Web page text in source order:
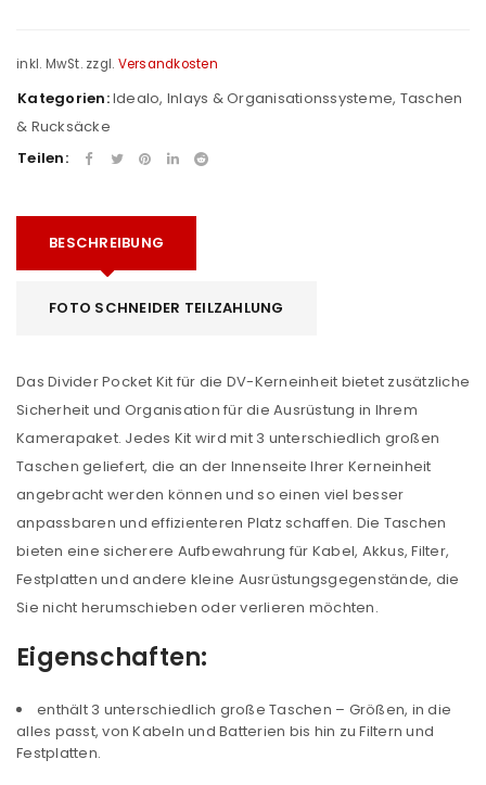
inkl. MwSt. zzgl. Versandkosten
Kategorien:Idealo, Inlays & Organisationssysteme, Taschen
& Rucksäcke
Teilen:
BESCHREIBUNG
FOTO SCHNEIDER TEILZAHLUNG
Das Divider Pocket Kit für die DV-Kerneinheit bietet zusätzliche
Sicherheit und Organisation für die Ausrüstung in Ihrem
Kamerapaket. Jedes Kit wird mit 3 unterschiedlich großen
Taschen geliefert, die an der Innenseite Ihrer Kerneinheit
angebracht werden können und so einen viel besser
anpassbaren und effizienteren Platz schaffen. Die Taschen
bieten eine sicherere Aufbewahrung für Kabel, Akkus, Filter,
Festplatten und andere kleine Ausrüstungsgegenstände, die
Sie nicht herumschieben oder verlieren möchten.
Eigenschaften:
enthält 3 unterschiedlich große Taschen – Größen, in die
alles passt, von Kabeln und Batterien bis hin zu Filtern und
Festplatten.